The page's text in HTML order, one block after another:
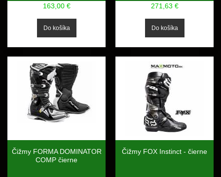
163,00 € 271,63 €
Čižmy FORMA DOMINATOR
COMP čierne
Čižmy FOX Instinct - čierne